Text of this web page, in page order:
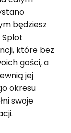
będziesz
Splot
które bez
gości, a
jej
okresu
swoje